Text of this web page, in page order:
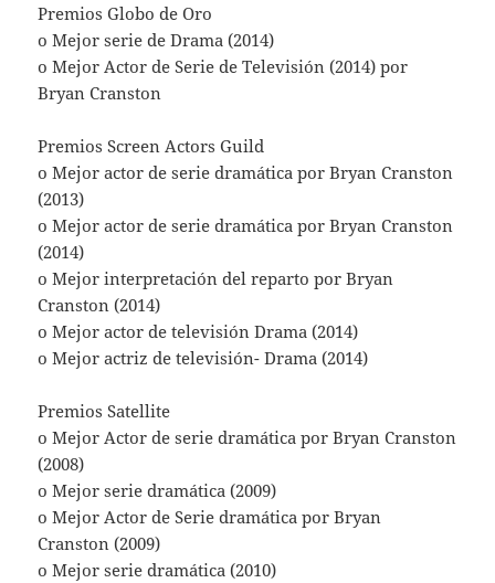
Premios Globo de Oro
o Mejor serie de Drama (2014)
o Mejor Actor de Serie de Televisión (2014) por
Bryan Cranston
Premios Screen Actors Guild
o Mejor actor de serie dramática por Bryan Cranston
(2013)
o Mejor actor de serie dramática por Bryan Cranston
(2014)
o Mejor interpretación del reparto por Bryan
Cranston (2014)
o Mejor actor de televisión Drama (2014)
o Mejor actriz de televisión- Drama (2014)
Premios Satellite
o Mejor Actor de serie dramática por Bryan Cranston
(2008)
o Mejor serie dramática (2009)
o Mejor Actor de Serie dramática por Bryan
Cranston (2009)
o Mejor serie dramática (2010)